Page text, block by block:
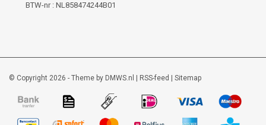
BTW-nr : NL858474244B01
© Copyright 2026 - Theme by DMWS.nl RSS-feed Sitemap